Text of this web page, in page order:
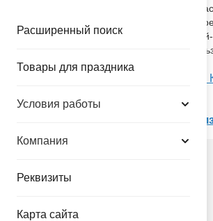
Расширенный поиск
Товары для праздника
Условия работы
Компания
Реквизиты
Карта сайта
изготавливаются из экологически
натурального латекса. В окружающей
безопасные компоненты примерно с
обычные листья деревьев. После
утилизировать как бытовой отход.
Посмотреть Шар с рисунком 14" С ДР
Текстовые